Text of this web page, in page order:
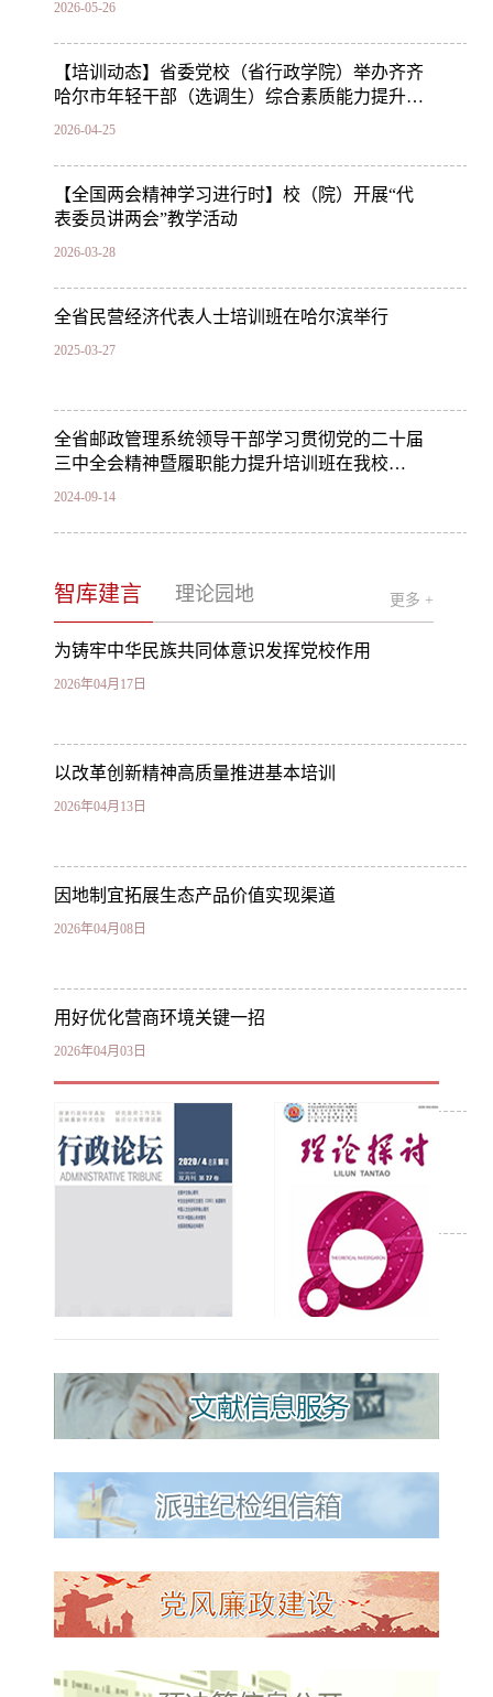
2026-05-26
【培训动态】省委党校（省行政学院）举办齐齐
哈尔市年轻干部（选调生）综合素质能力提升
培…
2026-04-25
【全国两会精神学习进行时】校（院）开展“代
表委员讲两会”教学活动
2026-03-28
全省民营经济代表人士培训班在哈尔滨举行
2025-03-27
全省邮政管理系统领导干部学习贯彻党的二十届
三中全会精神暨履职能力提升培训班在我校
（院…
2024-09-14
升培训班
2024-07-08
智库建言 理论园地 更多 +
为铸牢中华民族共同体意识发挥党校作用
2026年04月17日
以改革创新精神高质量推进基本培训
2026年04月13日
因地制宜拓展生态产品价值实现渠道
2026年04月08日
用好优化营商环境关键一招
2026年04月03日
以数字化技术健全食品安全治理体系
2025年11月04日